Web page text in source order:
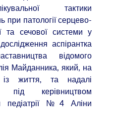
тактики
при патології серцево-
та сечової системи у
аспірантка
відомого
Майданника, який, на
життя, та надалі
керівництвом
педіатрії №4 Аліни